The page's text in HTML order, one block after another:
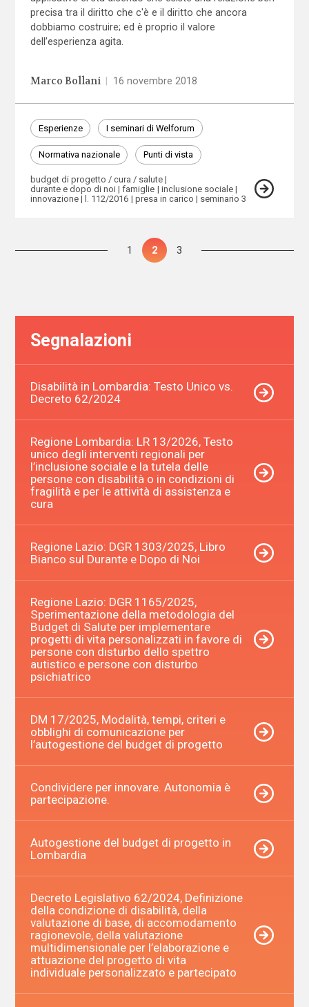
precisa tra il diritto che c'è e il diritto che ancora
dobbiamo costruire; ed è proprio il valore
dell’esperienza agita.
Marco Bollani 16 novembre 2018
Esperienze I seminari di Welforum
Normativa nazionale Punti di vista
budget di progetto / cura / salute
durante e dopo di noi
famiglie
inclusione sociale
innovazione
l. 112/2016 presa in carico seminario 3
Paginazione
Pagina
1 Pagina
2 Pagina
3
Segnalazioni
Disabilità in Lombardia: Testo Unico vs.
Decreto 62/2024
Regione Lombardia: LR 13/2026, Testo
unico degli interventi regionali per
l’inclusione sociale e la tutela delle
persone con disabilità o in condizioni di
fragilità e per le attività di assistenza e
cura
Regione Lazio: DGR 1303/2025, Libro
Bianco sul Durante e Dopo di Noi
Regione Lazio: DGR 1165/2025,
Sperimentazione della metodologia del
Budget di Salute per implementare
progetti di vita personalizzati in favore di
persone con disturbo dello spettro
autistico e persone con disturbo
psichiatrico
DM 17/2025, Modalità, tempi, criteri e
obblighi di comunicazione per
l’autogestione del budget di progetto
Condividere per innovare. Autonomia è
partecipazione.
Autogestione del budget di progetto in
Lombardia
Decreto Legislativo 62/2024, Definizione
della condizione di disabilità, della
valutazione di base, di accomodamento
ragionevole, della valutazione
multidimensionale per l’elaborazione e
attuazione del progetto di vita
individuale personalizzato e partecipato